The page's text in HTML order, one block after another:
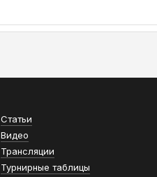
Статьи
Видео
Трансляции
Турнирные таблицы